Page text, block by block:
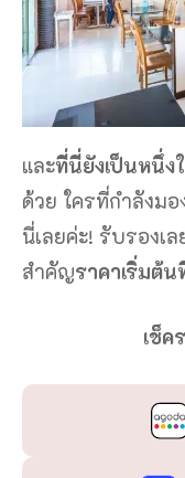
และที่นี่ยังเป็นหนึ่
ด้วย ใครที่กำลังม
นี่เลยค่ะ! รับรองเ
สำคัญราคาเริ่มต้
เช็ค